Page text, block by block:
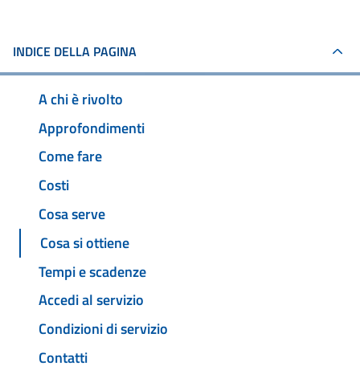
INDICE DELLA PAGINA
A chi è rivolto
Approfondimenti
Come fare
Costi
Cosa serve
Cosa si ottiene
Tempi e scadenze
Accedi al servizio
Condizioni di servizio
Contatti